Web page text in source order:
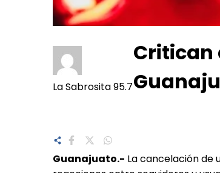
La Sabrosita 95.7
Critican
Guanajuato.- La cancelación de